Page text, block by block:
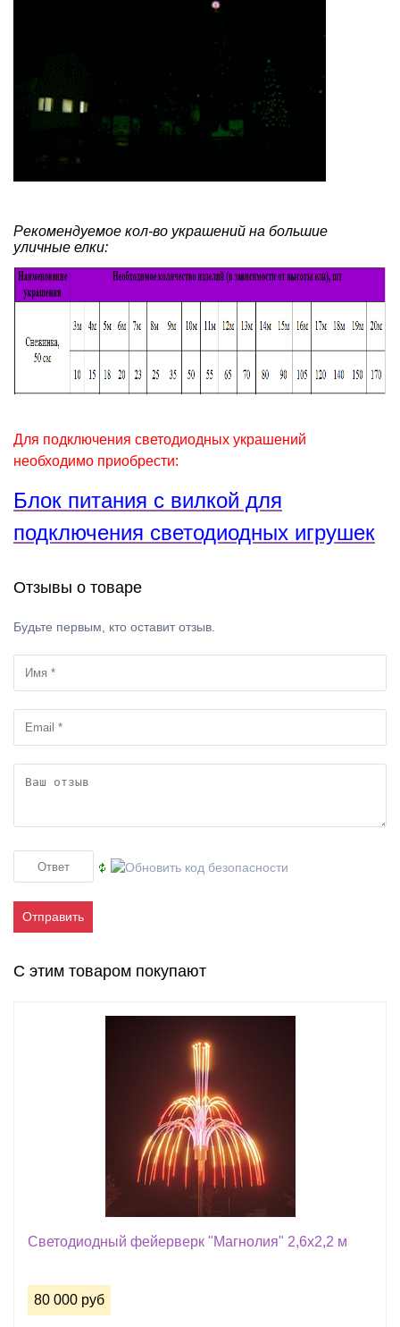
Рекомендуемое кол-во украшений на большие
уличные елки:
Для подключения светодиодных украшений
необходимо приобрести:
Блок питания с вилкой для
подключения светодиодных игрушек
Отзывы о товаре
Будьте первым, кто оставит отзыв.
Отправить
С этим товаром покупают
Светодиодный фейерверк "Магнолия" 2,6х2,2 м
80 000 руб